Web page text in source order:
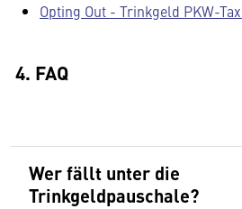
Opting Out - Trinkgeld PKW-
4. FAQ
Wer fällt unter die
Trinkgeldpauschale?